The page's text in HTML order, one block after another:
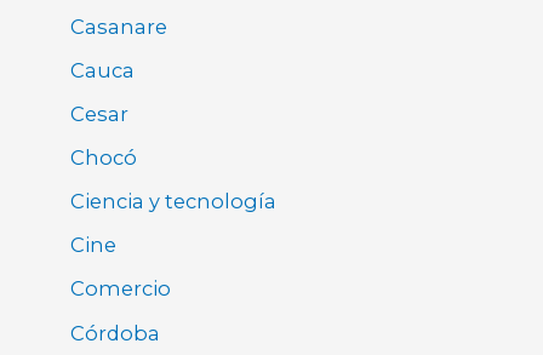
Casanare
Cauca
Cesar
Chocó
Ciencia y tecnología
Cine
Comercio
Córdoba